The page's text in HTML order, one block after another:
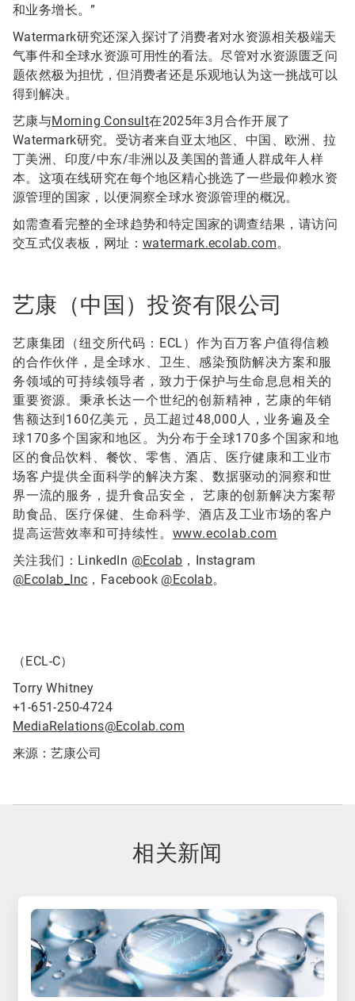
和业务增长。”
Watermark研究还深入探讨了消费者对水资源相关极端天
气事件和全球水资源可用性的看法。尽管对水资源匮乏问
题依然极为担忧，但消费者还是乐观地认为这一挑战可以
得到解决。
艺康与Morning Consult在2025年3月合作开展了
Watermark研究。受访者来自亚太地区、中国、欧洲、拉
丁美洲、印度/中东/非洲以及美国的普通人群成年人样
本。这项在线研究在每个地区精心挑选了一些最仰赖水资
源管理的国家，以便洞察全球水资源管理的概况。
如需查看完整的全球趋势和特定国家的调查结果，请访问
交互式仪表板，网址： watermark.ecolab.com。
艺康（中国）投资有限公司
艺康集团（纽交所代码：ECL）作为百万客户值得信赖
的合作伙伴，是全球水、卫生、感染预防解决方案和服
务领域的可持续领导者，致力于保护与生命息息相关的
重要资源。秉承长达一个世纪的创新精神，艺康的年销
售额达到160亿美元，员工超过48,000人，业务遍及全
球170多个国家和地区。为分布于全球170多个国家和地
区的食品饮料、餐饮、零售、酒店、医疗健康和工业市
场客户提供全面科学的解决方案、数据驱动的洞察和世
界一流的服务，提升食品安全， 艺康的创新解决方案帮
助食品、医疗保健、生命科学、酒店及工业市场的客户
提高运营效率和可持续性。 www.ecolab.com
关注我们：LinkedIn @Ecolab ，Instagram
@Ecolab_Inc ，Facebook @Ecolab。
（ECL-C）
Torry Whitney
+1-651-250-4724
MediaRelations@Ecolab.com
来源：艺康公司
相关新闻